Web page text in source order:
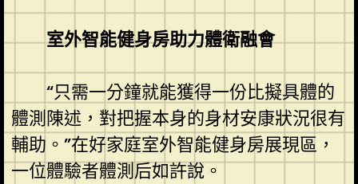
室外智能健身房助力體衛融會
“只需一分鐘就能獲得一份比擬具體的
體測陳述，對把握本身的身材安康狀況很有
輔助。”在好家庭室外智能健身房展現區，
一位體驗者體測后如許說。